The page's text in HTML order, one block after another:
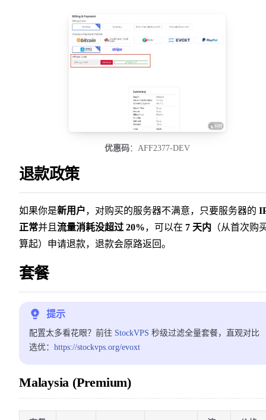
优惠码：AFF2377-DEV
退款政策
如果你是新用户，对购买的服务器不满意，只要服务器的
正常并且 流量消耗没超过 20%，可以在 7 天内 （从首次购
算起）申请退款，退款会原路返回。
套餐
提示
配置太多看花眼？前往 StockVPS 秒级过滤全量套餐，直观对比
选优： https://stockvps.org/evoxt
Malaysia (Premium)